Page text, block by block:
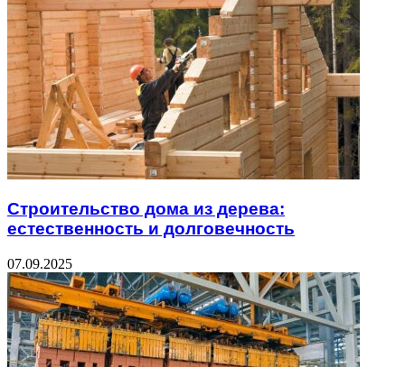
Строительство дома из дерева:
естественность и долговечность
07.09.2025